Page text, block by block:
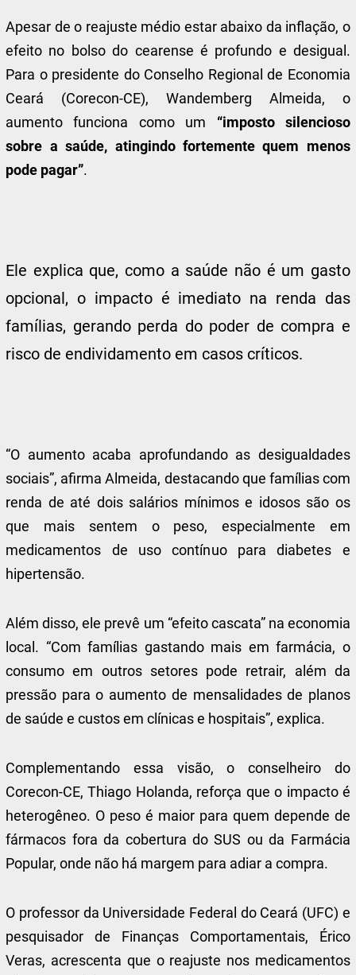
Apesar de o reajuste médio estar abaixo da inflação, o
efeito no bolso do cearense é profundo e desigual.
Para o presidente do Conselho Regional de Economia
Ceará (Corecon-CE), Wandemberg Almeida, o
aumento funciona como um “imposto silencioso
sobre a saúde, atingindo fortemente quem menos
pode pagar”.
Ele explica que, como a saúde não é um gasto
opcional, o impacto é imediato na renda das
famílias, gerando perda do poder de compra e
risco de endividamento em casos críticos.
“O aumento acaba aprofundando as desigualdades
sociais”, afirma Almeida, destacando que famílias com
renda de até dois salários mínimos e idosos são os
que mais sentem o peso, especialmente em
medicamentos de uso contínuo para diabetes e
hipertensão.
Além disso, ele prevê um “efeito cascata” na economia
local. “Com famílias gastando mais em farmácia, o
consumo em outros setores pode retrair, além da
pressão para o aumento de mensalidades de planos
de saúde e custos em clínicas e hospitais”, explica.
Complementando essa visão, o conselheiro do
Corecon-CE, Thiago Holanda, reforça que o impacto é
heterogêneo. O peso é maior para quem depende de
fármacos fora da cobertura do SUS ou da Farmácia
Popular, onde não há margem para adiar a compra.
O professor da Universidade Federal do Ceará (UFC) e
pesquisador de Finanças Comportamentais, Érico
Veras, acrescenta que o reajuste nos medicamentos